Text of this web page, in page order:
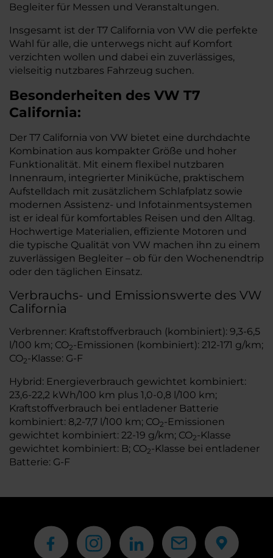
Begleiter für Messen und Veranstaltungen.
Insgesamt ist der T7 California von VW die perfekte
Wahl für alle, die unterwegs nicht auf Komfort
verzichten wollen und dabei ein zuverlässiges,
vielseitig nutzbares Fahrzeug suchen.
Besonderheiten des VW T7
California:
Der T7 California von VW bietet eine durchdachte
Kombination aus kompakter Größe und hoher
Funktionalität. Mit einem flexibel nutzbaren
Innenraum, integrierter Miniküche, praktischem
Aufstelldach mit zusätzlichem Schlafplatz sowie
modernen Assistenz- und Infotainmentsystemen
ist er ideal für komfortables Reisen und den Alltag.
Hochwertige Materialien, effiziente Motoren und
die typische Qualität von VW machen ihn zu einem
zuverlässigen Begleiter – ob für den Wochenendtrip
oder den täglichen Einsatz.
Verbrauchs- und Emissionswerte des VW
California
Verbrenner: Kraftstoffverbrauch (kombiniert): 9,3-6,5
l/100 km; CO2-Emissionen (kombiniert): 212-171 g/km;
CO2-Klasse: G-F
Hybrid: Energieverbrauch gewichtet kombiniert:
23,6-22,2 kWh/100 km plus 1,0-0,8 l/100 km;
Kraftstoffverbrauch bei entladener Batterie
kombiniert: 8,2-7,7 l/100 km; CO2-Emissionen
gewichtet kombiniert: 22-19 g/km; CO2-Klasse
gewichtet kombiniert: B; CO2-Klasse bei entladener
Batterie: G-F